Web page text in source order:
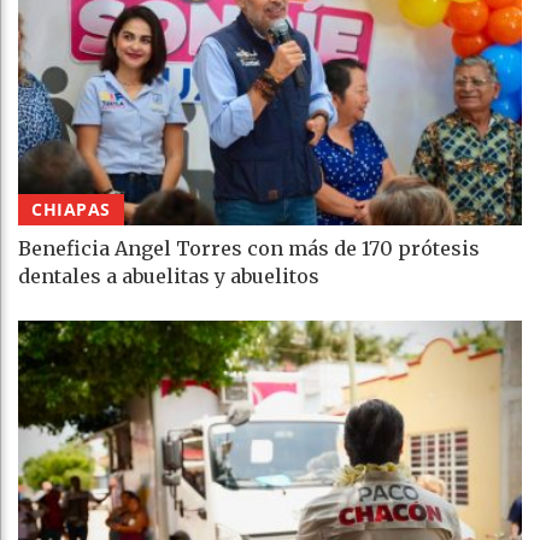
CHIAPAS
Beneficia Angel Torres con más de 170 prótesis
dentales a abuelitas y abuelitos